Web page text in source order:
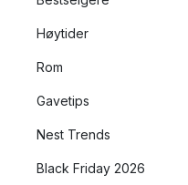
Høytider
Rom
Gavetips
Nest Trends
Black Friday 2026